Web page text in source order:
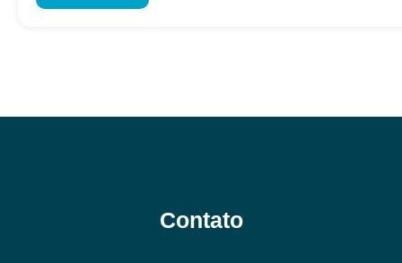
Contato